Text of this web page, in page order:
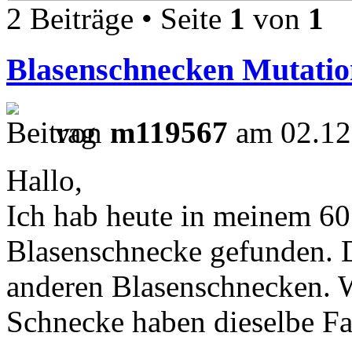
2 Beiträge • Seite 1 von 1
Blasenschnecken
von m119567 am
Hallo,
Ich hab heute in meinem
Blasenschnecke gefunden.
anderen Blasenschnecken.
Schnecke haben dieselbe